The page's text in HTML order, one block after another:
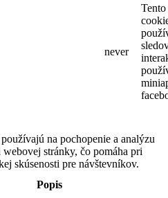
never
na pochopenie a analýzu
stránky, čo pomáha pri
skúsenosti pre návštevníkov.
Popis